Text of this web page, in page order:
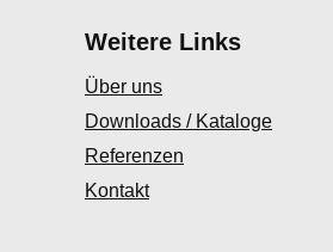
Weitere Links
Über uns
Downloads / Kataloge
Referenzen
Kontakt